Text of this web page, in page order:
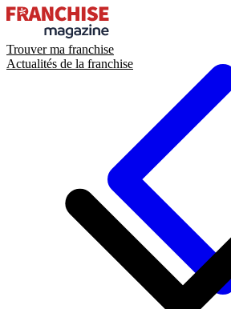
Trouver ma franchise
Actualités de la franchise